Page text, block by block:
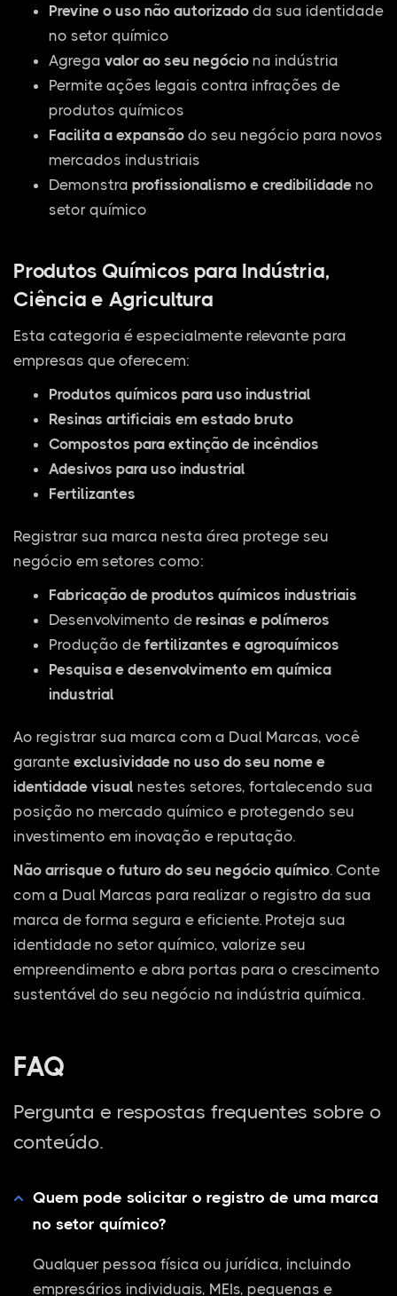
Previne o uso não autorizado da sua identidade
no setor químico
Agrega valor ao seu negócio na indústria
Permite ações legais contra infrações de
produtos químicos
Facilita a expansão do seu negócio para novos
mercados industriais
Demonstra profissionalismo e credibilidade no
setor químico
Produtos Químicos para Indústria,
Ciência e Agricultura
Esta categoria é especialmente relevante para
empresas que oferecem:
Produtos químicos para uso industrial
Resinas artificiais em estado bruto
Compostos para extinção de incêndios
Adesivos para uso industrial
Fertilizantes
Registrar sua marca nesta área protege seu
negócio em setores como:
Fabricação de produtos químicos industriais
Desenvolvimento de resinas e polímeros
Produção de fertilizantes e agroquímicos
Pesquisa e desenvolvimento em química
industrial
Ao registrar sua marca com a Dual Marcas, você
garante exclusividade no uso do seu nome e
identidade visual nestes setores, fortalecendo sua
posição no mercado químico e protegendo seu
investimento em inovação e reputação.
Não arrisque o futuro do seu negócio químico. Conte
com a Dual Marcas para realizar o registro da sua
marca de forma segura e eficiente. Proteja sua
identidade no setor químico, valorize seu
empreendimento e abra portas para o crescimento
sustentável do seu negócio na indústria química.
FAQ
Pergunta e respostas frequentes sobre o
conteúdo.
Quem pode solicitar o registro de uma marca
no setor químico?
Qualquer pessoa física ou jurídica, incluindo
empresários individuais, MEIs, pequenas e